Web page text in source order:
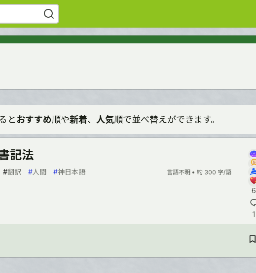
とおすすめ順や新着、 人気順で並べ替えができます。
記法
#翻訳 #人間 #神日本語 言語不明 • 約 300 字/語
6
1